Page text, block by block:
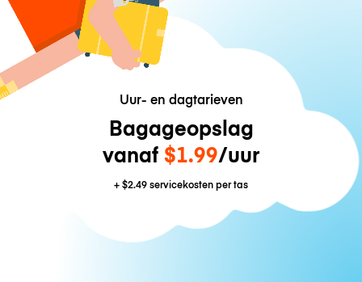
Uur- en dagtarieven
Bagageopslag
vanaf $1.99/uur
+$2.49servicekosten per tas